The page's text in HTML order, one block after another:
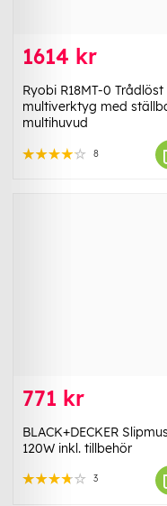
1614 kr
Ryobi R18MT-0 Trådlöst
multiverktyg med
multihuvud
8
771 kr
BLACK+DECKER Slipmus
120W inkl. tillbehör
3